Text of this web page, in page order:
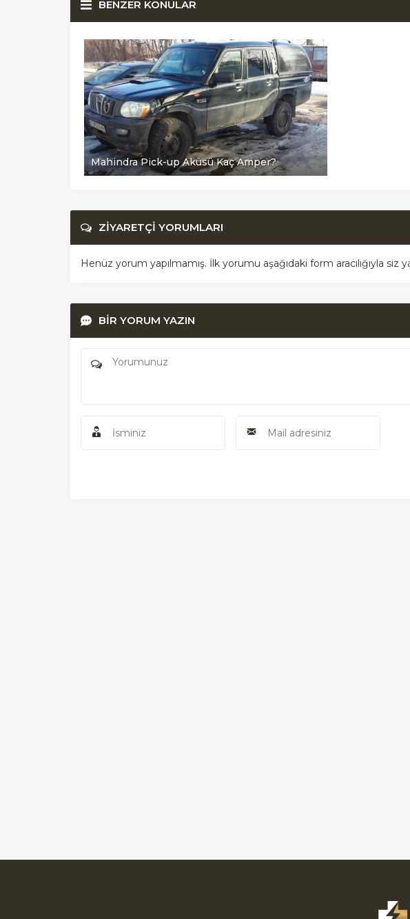
BENZER KONULAR
Mahindra Pick-up Aküsü Kaç Amper?
ZİYARETÇİ YORUMLARI
Henüz yorum yapılmamış. İlk yorumu aşağıdaki form aracılığıyla siz
BİR YORUM YAZIN